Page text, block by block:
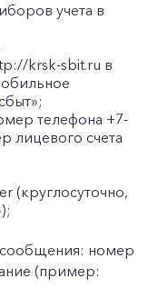
учета в
krsk-sbit.ru в
телефона +7-
лицевого счета
(круглосуточно,
номер
(пример: